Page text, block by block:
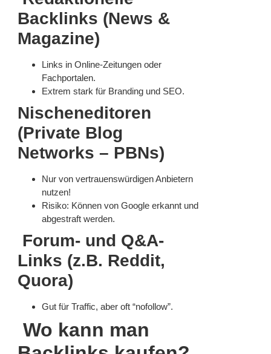
Backlinks (News &
Magazine)
Links in Online-Zeitungen oder
Fachportalen.
Extrem stark für Branding und SEO.
Nischeneditoren
(Private Blog
Networks – PBNs)
Nur von vertrauenswürdigen Anbietern
nutzen!
Risiko: Können von Google erkannt und
abgestraft werden.
Forum- und Q&A-
Links (z.B. Reddit,
Quora)
Gut für Traffic, aber oft “nofollow”.
Wo kann man